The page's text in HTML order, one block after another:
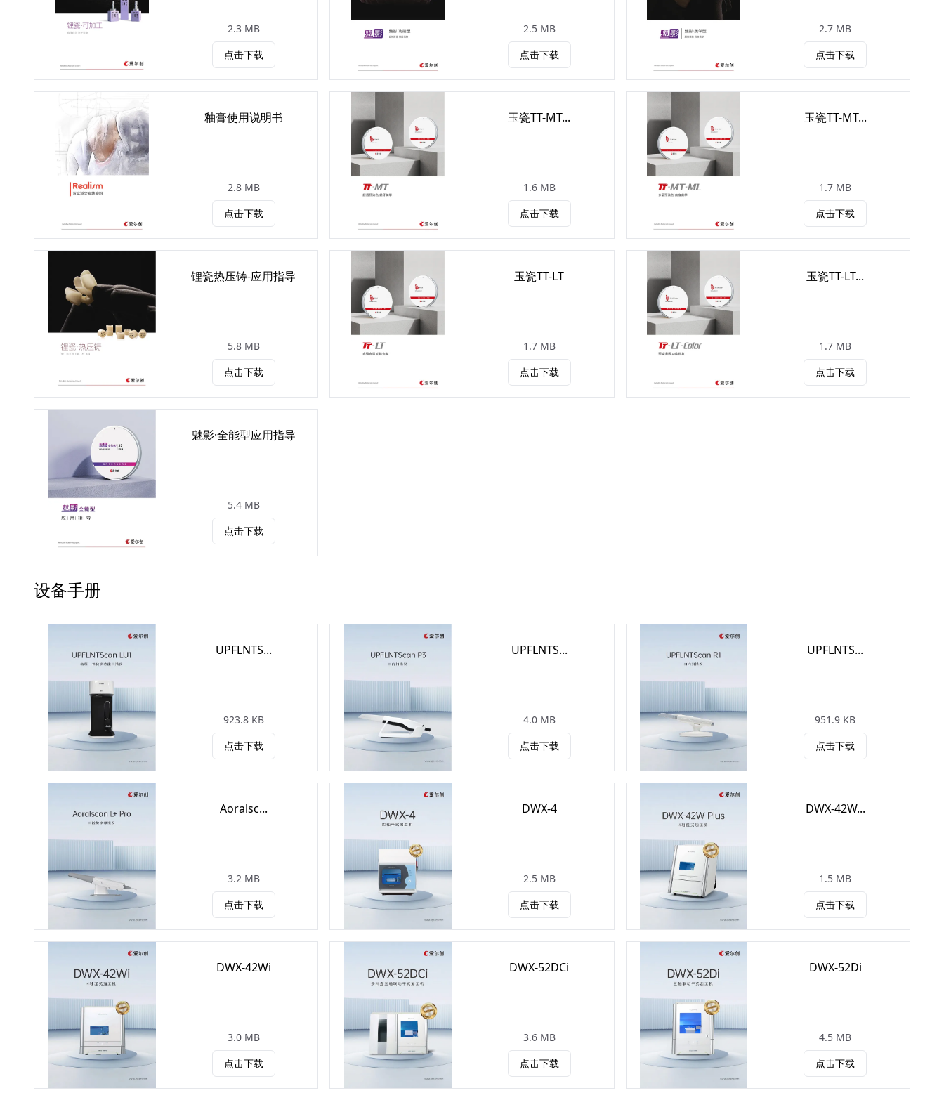
2.3 MB
点击下载
2.5 MB
点击下载
2.7 MB
点击下载
釉膏使用说明书
2.8 MB
点击下载
玉瓷TT-MT...
1.6 MB
点击下载
玉瓷TT-MT...
1.7 MB
点击下载
锂瓷热压铸-应用指导
5.8 MB
点击下载
玉瓷TT-LT
1.7 MB
点击下载
玉瓷TT-LT...
1.7 MB
点击下载
魅影·全能型应用指导
5.4 MB
点击下载
设备手册
UPFLNTS...
923.8 KB
点击下载
UPFLNTS...
4.0 MB
点击下载
UPFLNTS...
951.9 KB
点击下载
Aoralsc...
3.2 MB
点击下载
DWX-4
2.5 MB
点击下载
DWX-42W...
1.5 MB
点击下载
DWX-42Wi
3.0 MB
点击下载
DWX-52DCi
3.6 MB
点击下载
DWX-52Di
4.5 MB
点击下载